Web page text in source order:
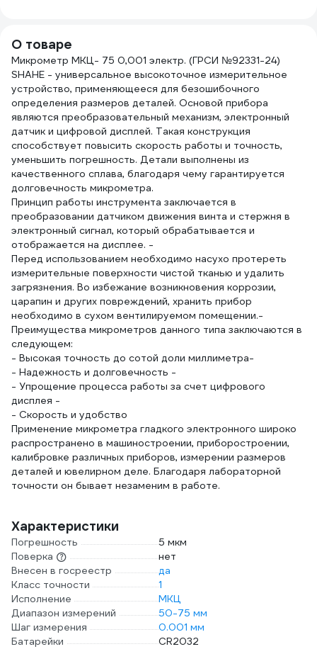
О товаре
Микрометр МКЦ- 75 0,001 электр. (ГРСИ №92331-24)
SHAHE - универсальное высокоточное измерительное
устройство, применяющееся для безошибочного
определения размеров деталей. Основой прибора
являются преобразовательный механизм, электронный
датчик и цифровой дисплей. Такая конструкция
способствует повысить скорость работы и точность,
уменьшить погрешность. Детали выполнены из
качественного сплава, благодаря чему гарантируется
долговечность микрометра.
Принцип работы инструмента заключается в
преобразовании датчиком движения винта и стержня в
электронный сигнал, который обрабатывается и
отображается на дисплее. -
Перед использованием необходимо насухо протереть
измерительные поверхности чистой тканью и удалить
загрязнения. Во избежание возникновения коррозии,
царапин и других повреждений, хранить прибор
необходимо в сухом вентилируемом помещении.-
Преимущества микрометров данного типа заключаются в
следующем:
- Высокая точность до сотой доли миллиметра-
- Надежность и долговечность -
- Упрощение процесса работы за счет цифрового
дисплея -
- Скорость и удобство
Применение микрометра гладкого электронного широко
распространено в машиностроении, приборостроении,
калибровке различных приборов, измерении размеров
деталей и ювелирном деле. Благодаря лабораторной
точности он бывает незаменим в работе.
Характеристики
Погрешность
5 мкм
Поверка
нет
Внесен в госреестр
да
Класс точности
1
Исполнение
МКЦ
Диапазон измерений
50-75 мм
Шаг измерения
0.001 мм
Батарейки
CR2032